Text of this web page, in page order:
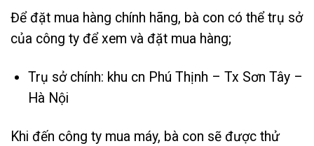
Để đặt mua hàng chính hãng, bà con có thể trụ sở
của công ty để xem và đặt mua hàng;
Trụ sở chính: khu cn Phú Thịnh – Tx Sơn Tây –
Hà Nội
Khi đến công ty mua máy, bà con sẽ được thử